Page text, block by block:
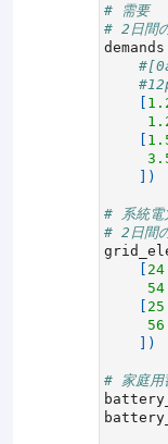
# 需要
# 2日間
demands
[
[
])
# 系統電
# 2日間
[
[
])
# 家庭用